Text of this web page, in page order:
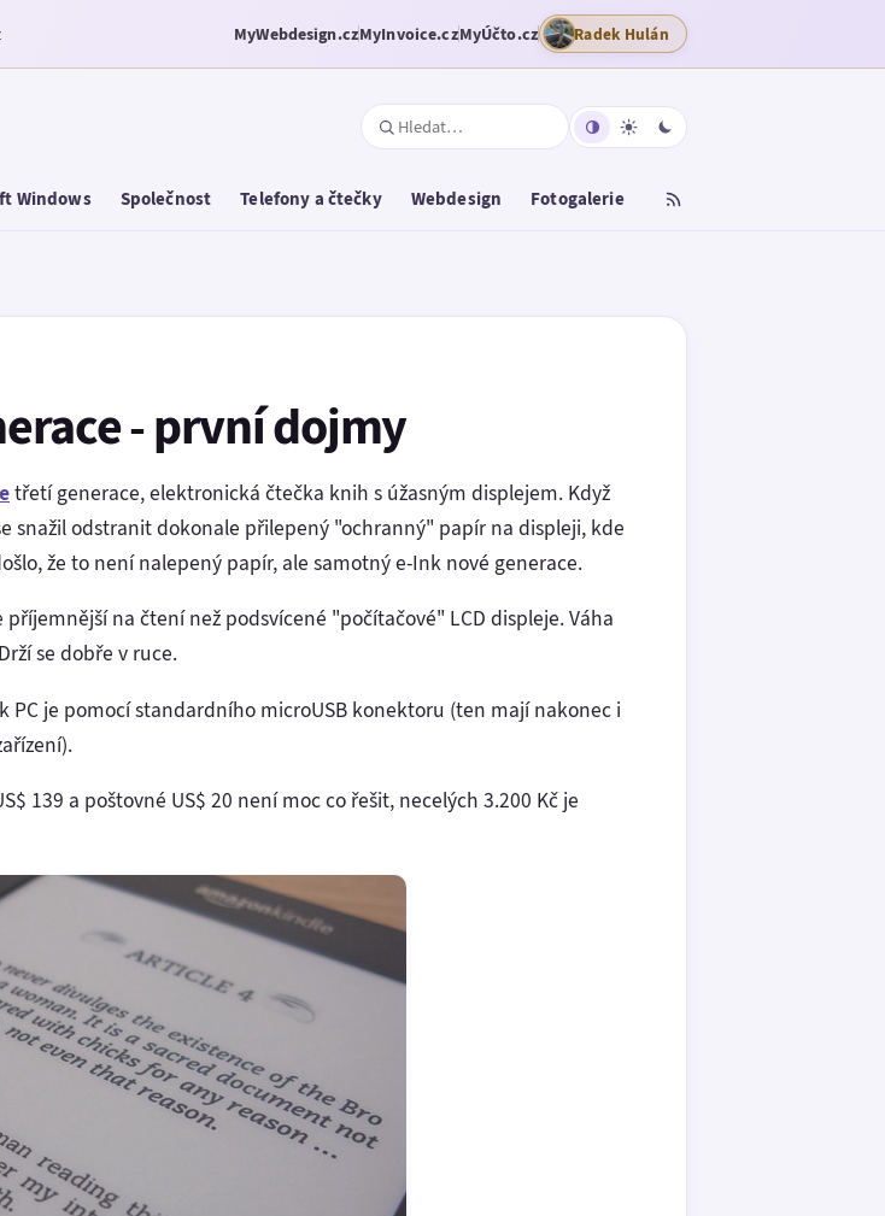
MyWebdesign.czMyInvoice.czMyÚčto.cz Radek Hulán
Windows Společnost Telefony a čtečky Webdesign Fotogalerie
- první dojmy
třetí generace, elektronická čtečka knih s úžasným displejem. Když
snažil odstranit dokonale přilepený "ochranný" papír na displeji, kde
že to není nalepený papír, ale samotný e-Ink nové generace.
na čtení než podsvícené "počítačové" LCD displeje. Váha
se dobře v ruce.
je pomocí standardního microUSB konektoru (ten mají nakonec i
139 a poštovné US$ 20 není moc co řešit, necelých 3.200 Kč je